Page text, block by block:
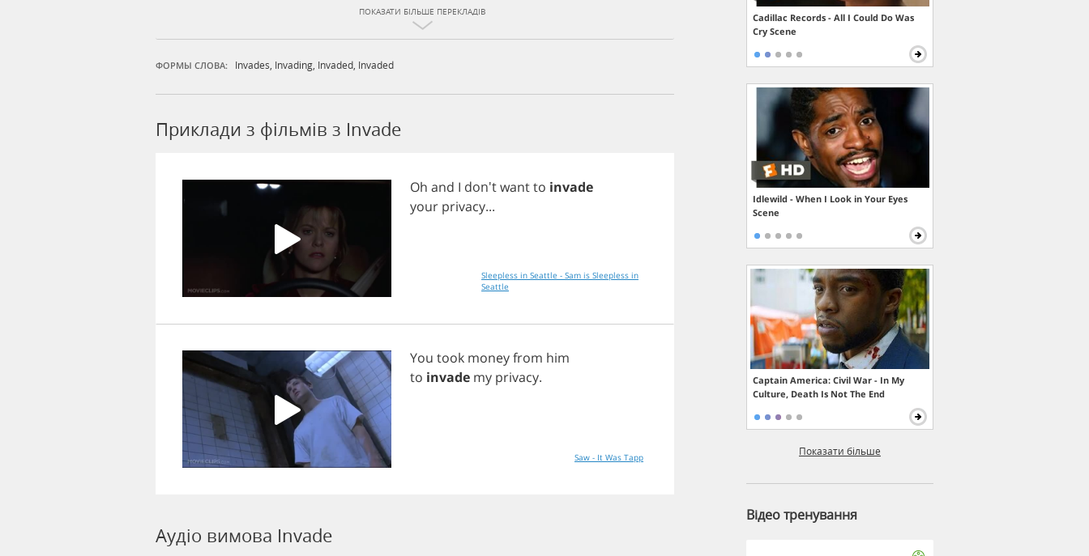
ПОКАЗАТИ БІЛЬШЕ ПЕРЕКЛАДІВ
ФОРМЫ СЛОВА: Invades Invading Invaded Invaded
Приклади з фільмів з Invade
Oh and I don'twantto invade
your privacy...
Sleepless in Seattle - Sam is Sleepless in
Seattle
You took moneyfrom him
to invade my privacy.
Saw - It Was Tapp
Аудіо вимова Invade
Cadillac Records - All I Could Do Was
Cry Scene
Idlewild - When I Look in Your Eyes
Scene
Captain America: Civil War - In My
Culture, Death Is Not The End
Показати більше
Відео тренування